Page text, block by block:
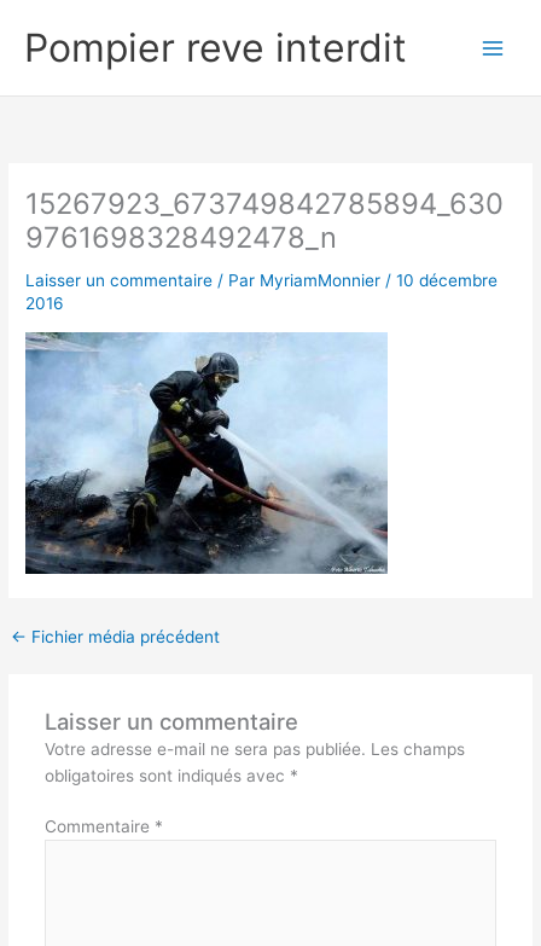
contenu
Pompier reve interdit
15267923_673749842785894_630
9761698328492478_n
Laisser un commentaire / Par MyriamMonnier /10 décembre
2016
← Fichier média précédent
Laisser un commentaire
Votre adresse e-mail ne sera pas publiée. Les champs
obligatoires sont indiqués avec *
Commentaire *